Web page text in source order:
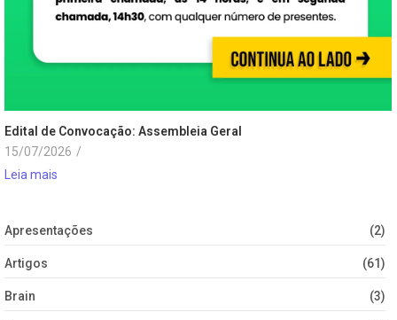
Edital de Convocação: Assembleia Geral
15/07/2026 /
Leia mais
Apresentações (2)
Artigos (61)
Brain (3)